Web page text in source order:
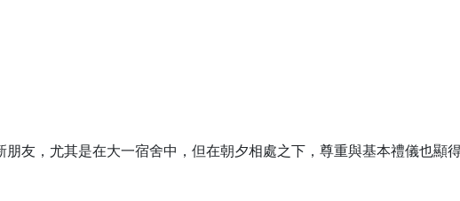
友，尤其是在大一宿舍中，但在朝夕相處之下，尊重與基本禮儀也顯得